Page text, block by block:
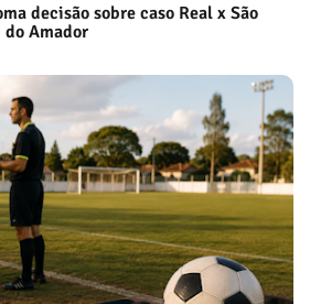
decisão sobre caso Real x São
Amador